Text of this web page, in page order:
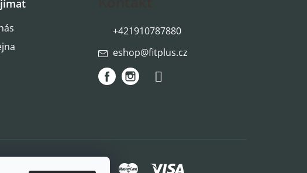
eshop@fitplus.cz
+421910787880
Oblíbené způsoby platby: